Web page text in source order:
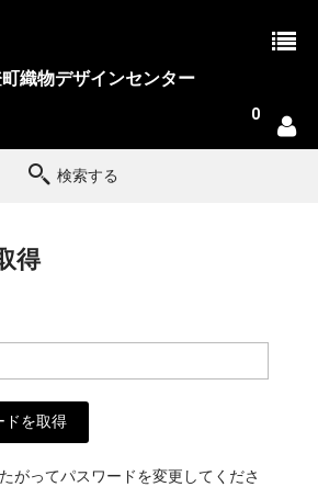
織物デザインセンター
0
検索する
得
がってパスワードを変更してくださ